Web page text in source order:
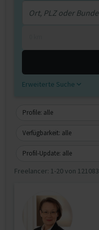
Erweiterte Suche
Profile: alle
Verfügbarkeit: alle
Profil-Update: alle
Freelancer: 1-20 von 121083